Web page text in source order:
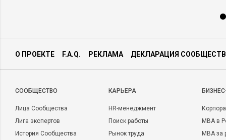
О ПРОЕКТЕ F.A.Q. РЕКЛАМА ДЕКЛАРАЦИЯ
CООБЩЕСТВО
Лица Сообщества
Лига экспертов
История Сообщества
КАРЬЕРА
HR-менеджмент
Поиск работы
Рынок труда
MBA в
MBA